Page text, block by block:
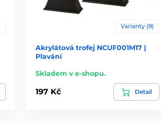
Varianty (9)
Akrylátová trofej NCUF001M17 |
Plavání
Skladem v e-shopu.
197 Kč Detail